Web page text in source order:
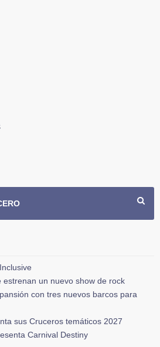
estrenan un nuevo show de rock
con tres nuevos barcos para
sus Cruceros temáticos 2027
Carnival Destiny